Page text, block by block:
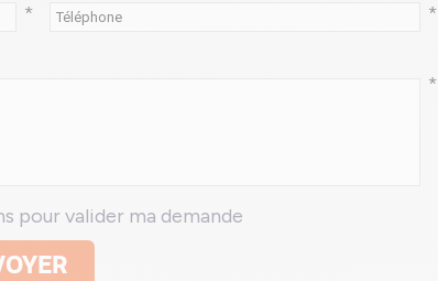
*
*
*
pour valider ma demande